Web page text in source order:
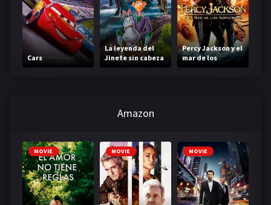
Cars
La leyenda del
Jinete sin cabeza
Percy Jackson y el
mar de los
monstruos
Amazon
MOVIE MOVIE MOVIE